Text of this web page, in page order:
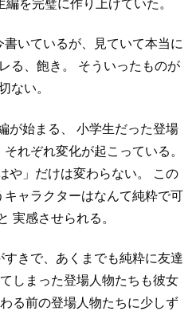
を完璧に作り上げていた。
いているが、見ていて本当に
る、飽き。
そういったものが
ない。
が始まる、
小学生だった登場
れぞれ変化が起こっている。
や」だけは変わらない。
この
ャラクターはなんて純粋で可
実感させられる。
きで、あくまでも純粋に友達
しまった登場人物たちも彼女
る前の登場人物たちに少しず